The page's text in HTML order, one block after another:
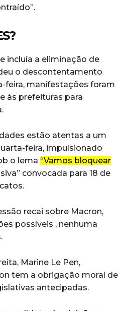
incluía a eliminação de
o descontentamento
feira, manifestações foram
às prefeituras para
estão atentas a um
feira, impulsionado
o lema “Vamos bloquear
convocada para 18 de
recai sobre Macron,
possíveis , nenhuma
Marine Le Pen,
tem a obrigação moral de
antecipadas.